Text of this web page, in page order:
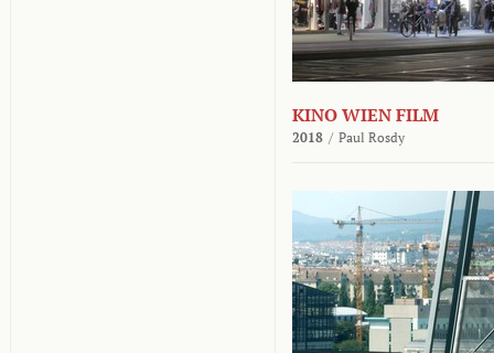
KINO WIEN FILM
2018 / Paul Rosdy